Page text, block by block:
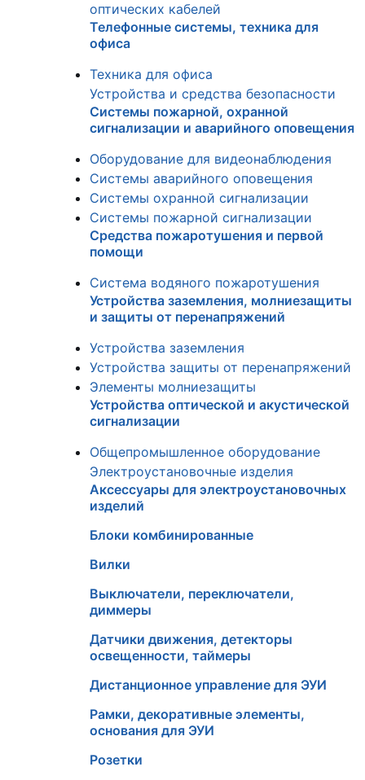
оптических кабелей
Телефонные системы, техника для
офиса
Техника для офиса
Устройства и средства безопасности
Системы пожарной, охранной
сигнализации и аварийного оповещения
Оборудование для видеонаблюдения
Системы аварийного оповещения
Системы охранной сигнализации
Системы пожарной сигнализации
Средства пожаротушения и первой
помощи
Система водяного пожаротушения
Устройства заземления, молниезащиты
и защиты от перенапряжений
Устройства заземления
Устройства защиты от перенапряжений
Элементы молниезащиты
Устройства оптической и акустической
сигнализации
Общепромышленное оборудование
Электроустановочные изделия
Аксессуары для электроустановочных
изделий
Блоки комбинированные
Вилки
Выключатели, переключатели,
диммеры
Датчики движения, детекторы
освещенности, таймеры
Дистанционное управление для ЭУИ
Рамки, декоративные элементы,
основания для ЭУИ
Розетки